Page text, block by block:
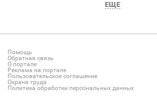
ЕЩЕ
Помощь
Обратная связь
О портале
Реклама на портале
Пользовательское соглашение
Охрана труда
Политика обработки персональных данных